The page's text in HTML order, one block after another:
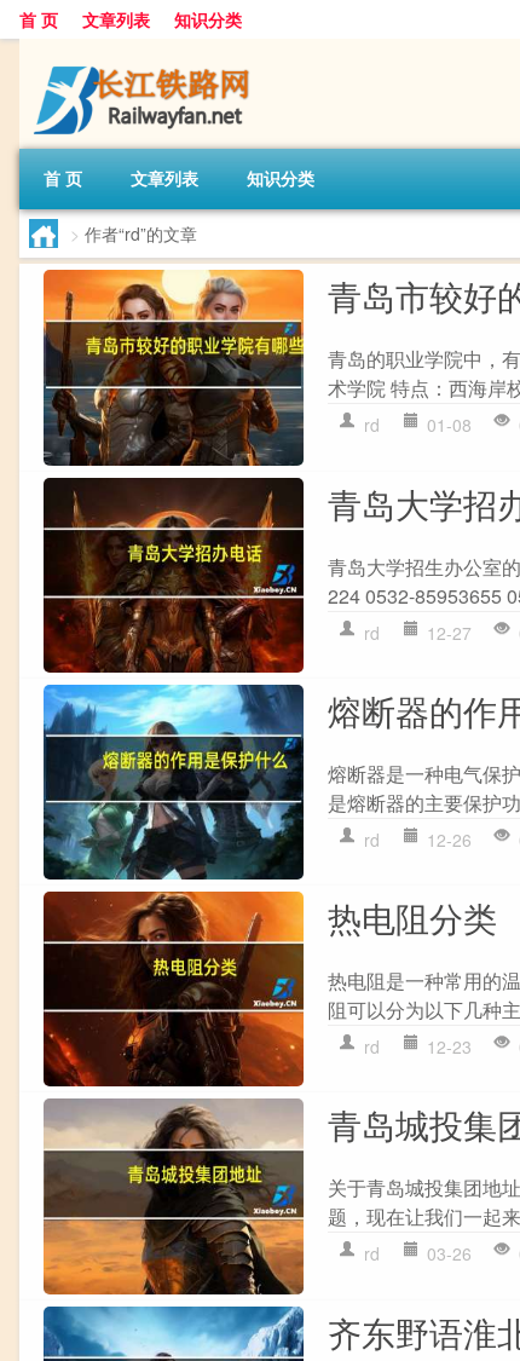
首 页 文章列表 知识分类
首 页 文章列表 知识分类
> 作者“rd”的文章
青岛市较好
青岛的职业学院中，
术学院 特点：西海岸
rd 01-08
青岛大学招
青岛大学招生办公室
224 0532-85953655
rd 12-27
熔断器的作
熔断器是一种电气保
是熔断器的主要保护
rd 12-26
热电阻分类
热电阻是一种常用的
阻可以分为以下几种
rd 12-23
青岛城投集
关于青岛城投集团地
题，现在让我们一起
rd 03-26
齐东野语淮